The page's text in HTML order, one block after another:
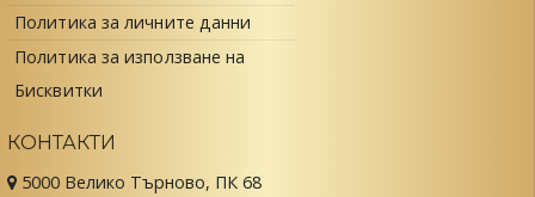
Политика за личните данни
Политика за използване на
Бисквитки
КОНТАКТИ
5000 Велико Търново, ПК 68